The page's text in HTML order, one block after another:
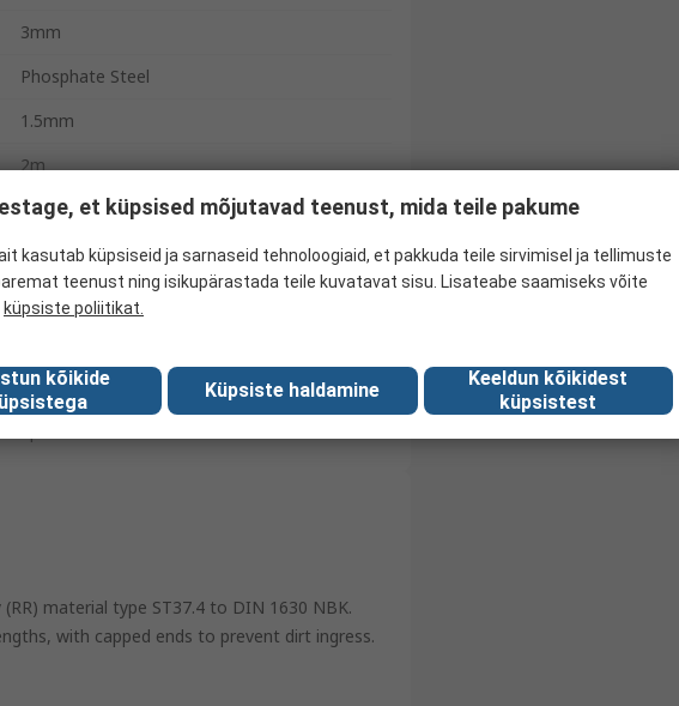
3mm
Phosphate Steel
1.5mm
2m
Black Phosphate
0.2kg/m
-40°C
528 bar
material type ST37.4 to DIN 1630 NBK.
with capped ends to prevent dirt ingress.
et küpsised mõjutavad teenust, mida teile pakume
kasutab küpsiseid ja sarnaseid tehnoloogiaid, et pakkuda teile sirvimisel ja tellimuste
teenust ning isikupärastada teile kuvatavat sisu. Lisateabe saamiseks võite
küpsiste poliitikat.
kõikide
Küpsiste haldamine
Keeldun kõikidest
küpsistest